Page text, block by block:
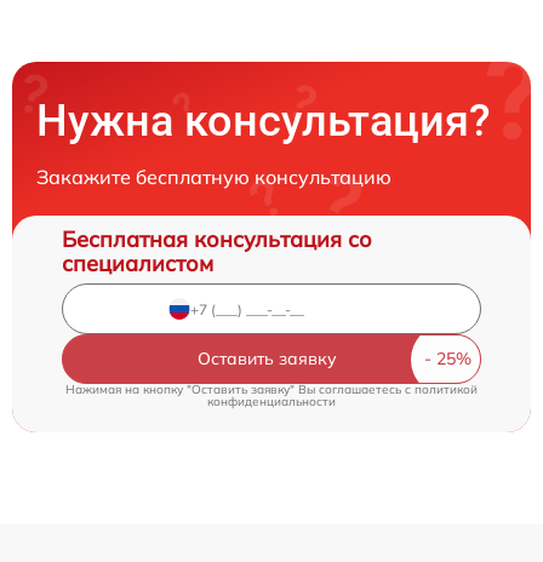
Нужна консультация?
Закажите бесплатную консультацию
Бесплатная консультация со
специалистом
Оставить заявку
Нажимая на кнопку "Оставить заявку" Вы соглашаетесь c политикой
конфиденциальности